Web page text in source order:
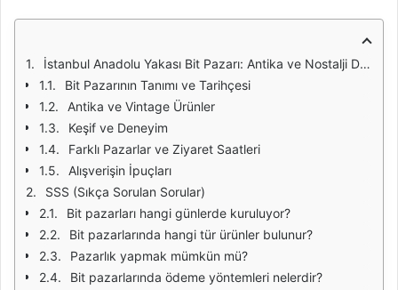
İstanbul Anadolu Yakası Bit Pazarı: Antika ve Nostalji Dolu Bir Keşif
Bit Pazarının Tanımı ve Tarihçesi
Antika ve Vintage Ürünler
Keşif ve Deneyim
Farklı Pazarlar ve Ziyaret Saatleri
Alışverişin İpuçları
SSS (Sıkça Sorulan Sorular)
Bit pazarları hangi günlerde kuruluyor?
Bit pazarlarında hangi tür ürünler bulunur?
Pazarlık yapmak mümkün mü?
Bit pazarlarında ödeme yöntemleri nelerdir?